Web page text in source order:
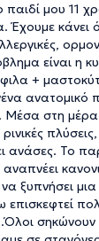
μου 11
Έχουμε κάνει
είναι η
+
στη μέρα
ανάσες. Το
ξυπνήσει